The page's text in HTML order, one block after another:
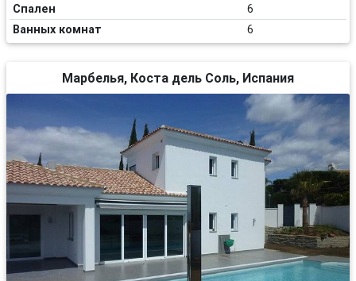
Спален
6
Ванных комнат
6
Марбелья, Коста дель Соль, Испания